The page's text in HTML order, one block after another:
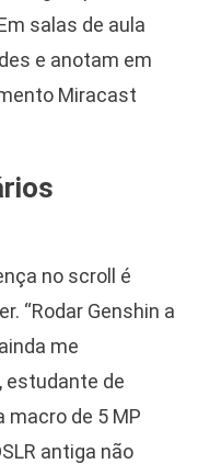
salas de aula
e anotam em
Miracast
no scroll é
“Rodar Genshin a
me
estudante de
macro de 5 MP
antiga não